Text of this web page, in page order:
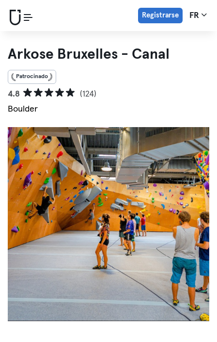
Registrarse FR
Arkose Bruxelles - Canal
Patrocinado
4.8
(124)
Boulder